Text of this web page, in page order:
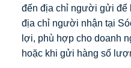
đến địa chỉ người gửi để
địa chỉ người nhận tại
lợi, phù hợp cho doanh
hoặc khi gửi hàng số